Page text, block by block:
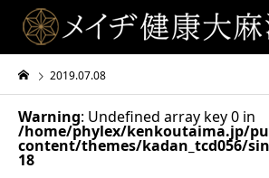
2019.07.08
Warning: Undefined array key 0 in
/home/phylex/kenkoutaima.jp/
content/themes/kadan_tcd056/
18